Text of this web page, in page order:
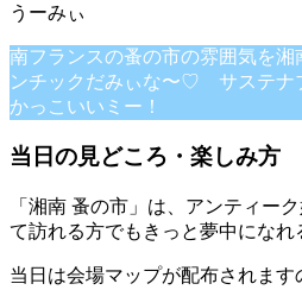
南フランスの蚤の市の雰囲気を
ンチックだみぃな〜♡ サステナ
かっこいいミー！
当日の見どころ・楽しみ方
「湘南 蚤の市」は、アンティー
て訪れる方でもきっと夢中になれ
当日は会場マップが配布されま